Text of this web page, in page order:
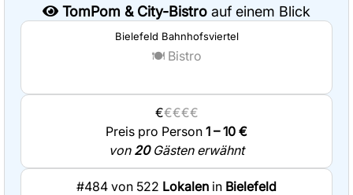
TomPom & City-Bistro auf einem Blick
Bielefeld Bahnhofsviertel
🍽️ Bistro
€€€€€
Preis pro Person 1 – 10 €
von 20Gästen erwähnt
#484 von 522 Lokalen in Bielefeld